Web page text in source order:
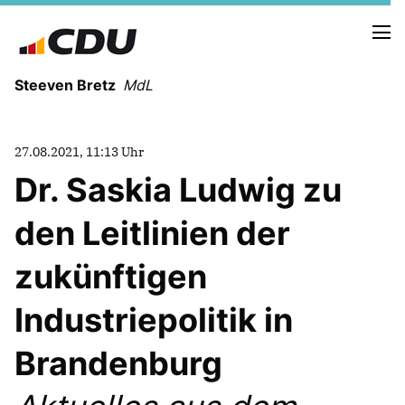
Steeven Bretz MdL
VITA
WAHLKREISBESUCHE
PRESSEFOTOS
MEIN BÜRGERBÜRO
ZIELE
Redebeiträge
27.08.2021, 11:13 Uhr
Dr. Saskia Ludwig zu
den Leitlinien der
zukünftigen
Industriepolitik in
Brandenburg